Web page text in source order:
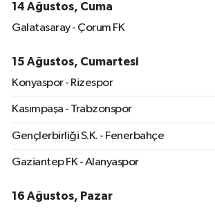
14 Ağustos, Cuma
Galatasaray - Çorum FK
15 Ağustos, Cumartesi
Konyaspor - Rizespor
Kasımpaşa - Trabzonspor
Gençlerbirliği S.K. - Fenerbahçe
Gaziantep FK - Alanyaspor
16 Ağustos, Pazar